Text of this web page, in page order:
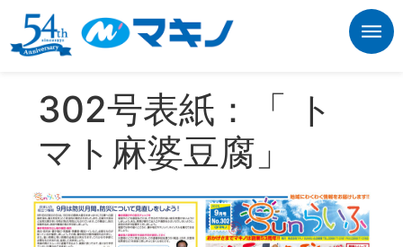
302号表紙：「 ト
マト麻婆豆腐」